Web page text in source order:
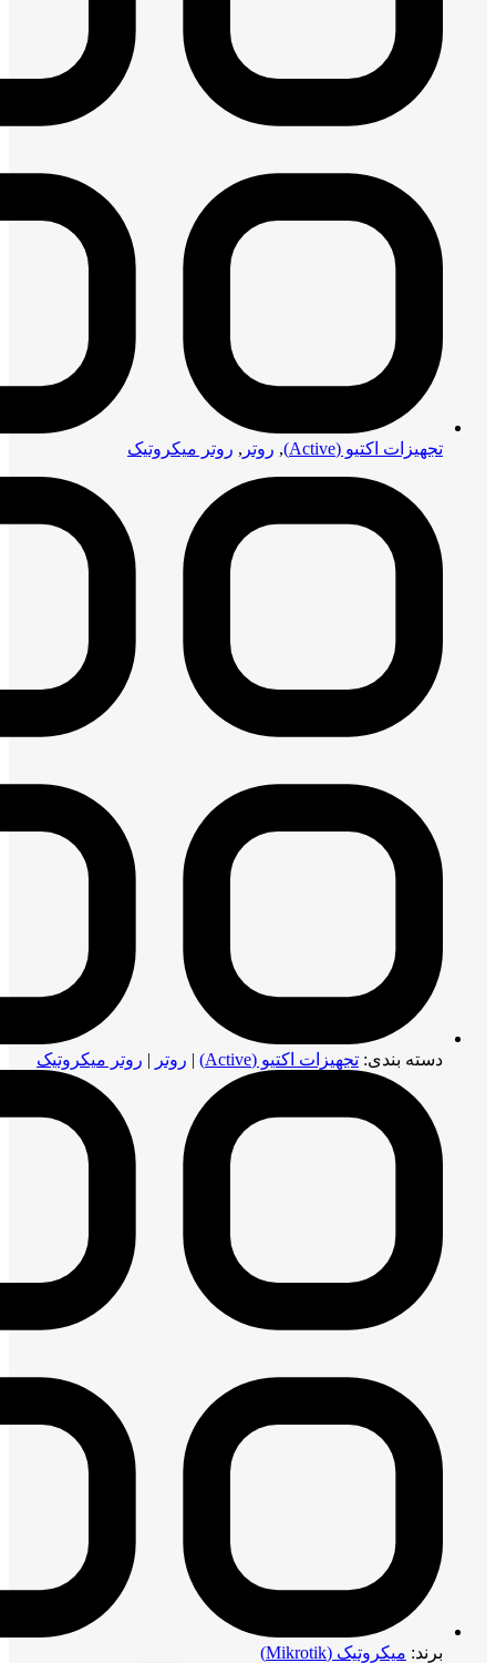
تجهیزات اکتیو (Active) , روتر , روتر میکروتیک
دسته بندی: تجهیزات اکتیو (Active) | روتر | روتر میکروتیک
برند: میکروتیک (Mikrotik)